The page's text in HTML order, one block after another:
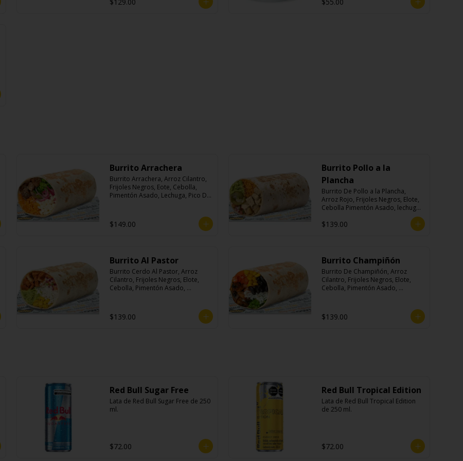
Burrito Arrachera
Burrito Arrachera, Arroz Cilantro,
Frijoles Negros, Eote, Cebolla,
Pimentón Asado, Lechuga, Pico De
$149.00
Burrito Pollo a la
Plancha
Burrito De Pollo a la Plancha,
Arroz Rojo, Frijoles Negros, Elote,
Cebolla Pimentón Asado, lechuga,
Crema Ácida.
$139.00
Burrito Al Pastor
Burrito Cerdo Al Pastor, Arroz
Cilantro, Frijoles Negros, Elote,
Cebolla, Pimentón Asado,
$139.00
Burrito Champiñón
Burrito De Champiñón, Arroz
Cilantro, Frijoles Negros, Elote,
Cebolla, Pimentón Asado,
$139.00
Red Bull Sugar Free
Lata de Red Bull Sugar Free de 250
ml.
$72.00
Red Bull Tropical Edition
Lata de Red Bull Tropical Edition
de 250 ml.
$72.00